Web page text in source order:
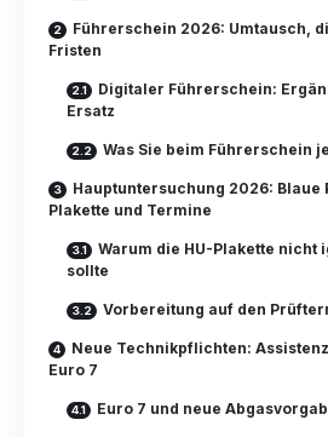
Führerschein 2026: Umtausch,
Fristen
Digitaler Führerschein:
Ersatz
Was Sie beim Führerschein
Hauptuntersuchung 2026: Blaue
Plakette und Termine
Warum die HU-Plakette nicht
sollte
Vorbereitung auf den
Neue Technikpflichten:
Euro 7
Euro 7 und neue